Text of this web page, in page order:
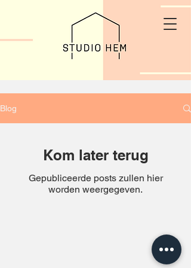
Blog
Kom later terug
Gepubliceerde posts zullen hier
worden weergegeven.